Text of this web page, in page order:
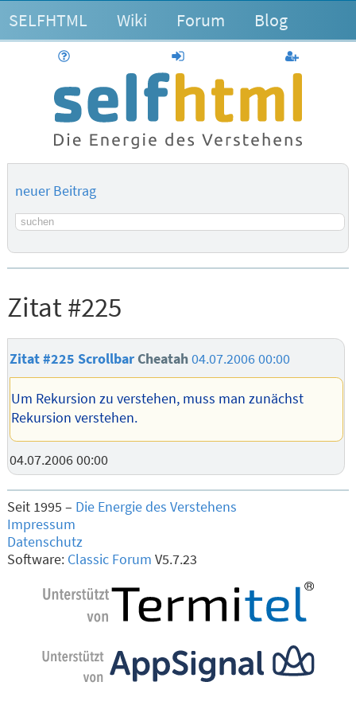
SELFHTML Wiki Forum Blog
anmelden
neuer Beitrag
Suchbegriff
Zitat #225
Zitat #225 Scrollbar Cheatah 04.07.2006 00:00
Um Rekursion zu verstehen, muss man zunächst
Rekursion verstehen.
04.07.2006 00:00
Seit 1995 – Die Energie des Verstehens
Impressum
Datenschutz
Software: Classic Forum V5.7.23